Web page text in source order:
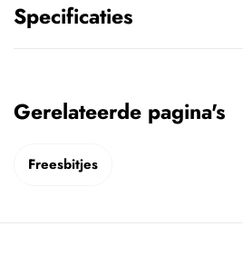
Specificaties
Gerelateerde pagina's
Freesbitjes